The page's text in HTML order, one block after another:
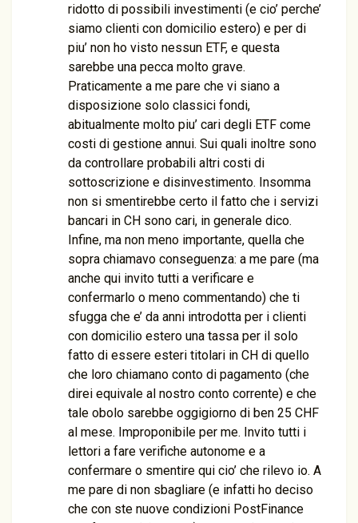
ridotto di possibili investimenti (e cio’ perche’
siamo clienti con domicilio estero) e per di
piu’ non ho visto nessun ETF, e questa
sarebbe una pecca molto grave.
Praticamente a me pare che vi siano a
disposizione solo classici fondi,
abitualmente molto piu’ cari degli ETF come
costi di gestione annui. Sui quali inoltre sono
da controllare probabili altri costi di
sottoscrizione e disinvestimento. Insomma
non si smentirebbe certo il fatto che i servizi
bancari in CH sono cari, in generale dico.
Infine, ma non meno importante, quella che
sopra chiamavo conseguenza: a me pare (ma
anche qui invito tutti a verificare e
confermarlo o meno commentando) che ti
sfugga che e’ da anni introdotta per i clienti
con domicilio estero una tassa per il solo
fatto di essere esteri titolari in CH di quello
che loro chiamano conto di pagamento (che
direi equivale al nostro conto corrente) e che
tale obolo sarebbe oggigiorno di ben 25 CHF
al mese. Improponibile per me. Invito tutti i
lettori a fare verifiche autonome e a
confermare o smentire qui cio’ che rilevo io. A
me pare di non sbagliare (e infatti ho deciso
che con ste nuove condizioni PostFinance